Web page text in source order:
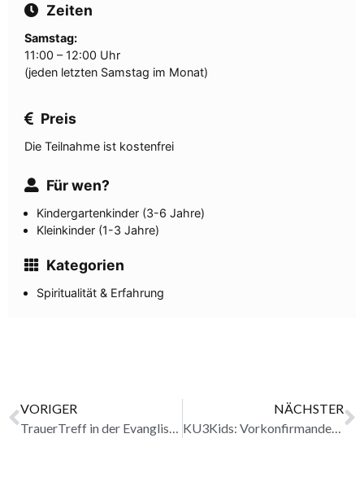
Zeiten
Samstag:
11:00 – 12:00 Uhr
(jeden letzten Samstag im Monat)
Preis
Die Teilnahme ist kostenfrei
Für wen?
Kindergartenkinder (3-6 Jahre)
Kleinkinder (1-3 Jahre)
Kategorien
Spiritualität & Erfahrung
VORIGER
TrauerTreff in der Evanglischen Kirche in Oestrich-Winkel erledigt
NÄCHSTER
KU3Kids: Vorkonfirmandenunterricht für Kinder in der Evangelischen Kirchengemeinde Oestrich-Winkel erledigt